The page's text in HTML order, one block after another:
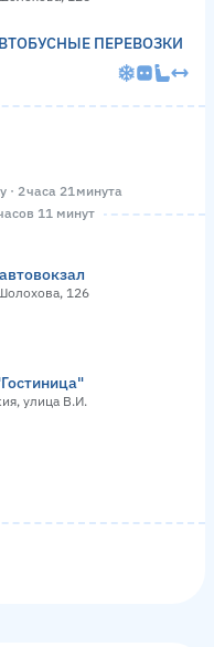
ПЕРЕВОЗКИ
2 часа 21 минута
11 минут
126
улица В.И.